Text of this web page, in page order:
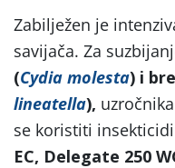
Zabilježen je
savijača. Za
(Cydia molesta) i
lineatella),
se koristiti insekticidi
EC, Delegate 250